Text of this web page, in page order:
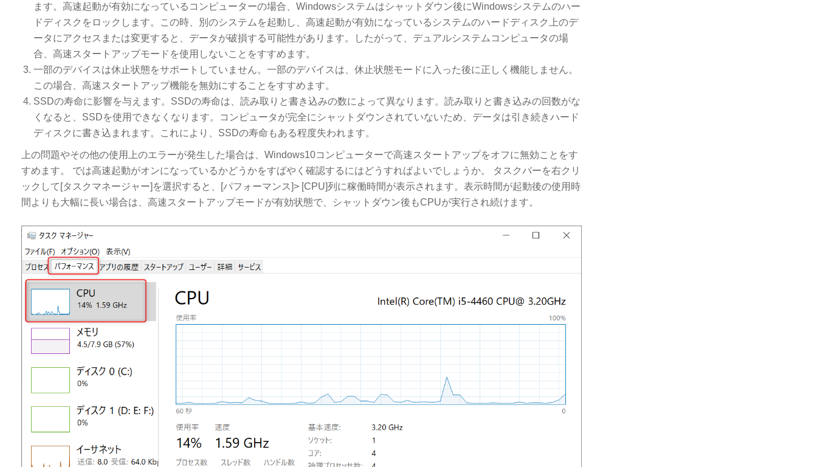
ます。高速起動が有効になっているコンピューターの場合、Windowsシステムはシャットダウン後にWindowsシステムのハー
ドディスクをロックします。この時、別のシステムを起動し、高速起動が有効になっているシステムのハードディスク上のデ
ータにアクセスまたは変更すると、データが破損する可能性があります。したがって、デュアルシステムコンピュータの場
合、高速スタートアップモードを使用しないことをすすめます。
一部のデバイスは休止状態をサポートしていません。一部のデバイスは、休止状態モードに入った後に正しく機能しません。
この場合、高速スタートアップ機能を無効にすることをすすめます。
SSDの寿命に影響を与えます。SSDの寿命は、読み取りと書き込みの数によって異なります。読み取りと書き込みの回数がな
くなると、SSDを使用できなくなります。コンピュータが完全にシャットダウンされていないため、データは引き続きハード
ディスクに書き込まれます。これにより、SSDの寿命もある程度失われます。
上の問題やその他の使用上のエラーが発生した場合は、Windows10コンピューターで高速スタートアップをオフに無効ことをす
すめます。 では高速起動がオンになっているかどうかをすばやく確認するにはどうすればよいでしょうか。 タスクバーを右クリ
ックして[タスクマネージャー]を選択すると、[パフォーマンス]> [CPU]列に稼働時間が表示されます。表示時間が起動後の使用時
間よりも大幅に長い場合は、高速スタートアップモードが有効状態で、シャットダウン後もCPUが実行され続けます。